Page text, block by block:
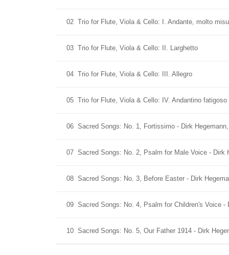
02 Trio for Flute, Viola & Cello: I. Andante, molto
03 Trio for Flute, Viola & Cello: II. Larghetto
04 Trio for Flute, Viola & Cello: III. Allegro
05 Trio for Flute, Viola & Cello: IV. Andantino fatigoso
06 Sacred Songs: No. 1, Fortissimo - Dirk
07 Sacred Songs: No. 2, Psalm for Male Voice - Dirk
08 Sacred Songs: No. 3, Before Easter - Dirk
09 Sacred Songs: No. 4, Psalm for Children's Voice -
10 Sacred Songs: No. 5, Our Father 1914 - Dirk